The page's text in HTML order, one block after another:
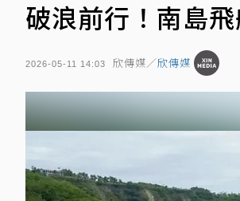
破浪前行！南島
2026-05-11 14:03 欣傳媒／欣傳媒